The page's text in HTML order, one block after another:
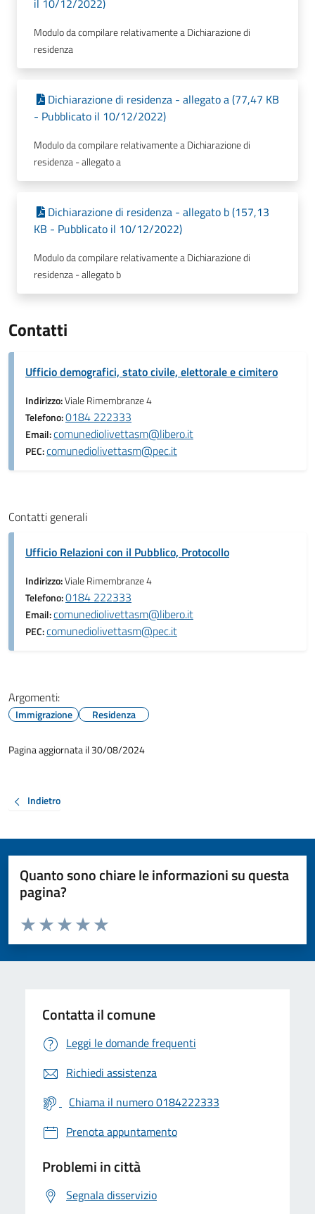
il 10/12/2022)
Modulo da compilare relativamente a Dichiarazione di
residenza
Dichiarazione di residenza - allegato a (77,47 KB
- Pubblicato il 10/12/2022)
Modulo da compilare relativamente a Dichiarazione di
residenza - allegato a
Dichiarazione di residenza - allegato b (157,13
KB - Pubblicato il 10/12/2022)
Modulo da compilare relativamente a Dichiarazione di
residenza - allegato b
Contatti
Ufficio demografici, stato civile, elettorale e cimitero
Indirizzo:Viale Rimembranze 4
Telefono:0184 222333
Email:comunediolivettasm@libero.it
PEC:comunediolivettasm@pec.it
Contatti generali
Ufficio Relazioni con il Pubblico, Protocollo
Indirizzo:Viale Rimembranze 4
Telefono:0184 222333
Email:comunediolivettasm@libero.it
PEC:comunediolivettasm@pec.it
Argomenti:
Immigrazione Residenza
Pagina aggiornata il 30/08/2024
Indietro
Quanto sono chiare le informazioni su questa
pagina?
Valuta da 1 a 5 stelle la pagina
Valuta 5 stelle su 5
Valuta 4 stelle su 5
Valuta 3 stelle su 5
Valuta 2 stelle su 5
Valuta 1 stelle su 5
Contatta il comune
Leggi le domande frequenti
Richiedi assistenza
Chiama il numero 0184222333
Prenota appuntamento
Problemi in città
Segnala disservizio